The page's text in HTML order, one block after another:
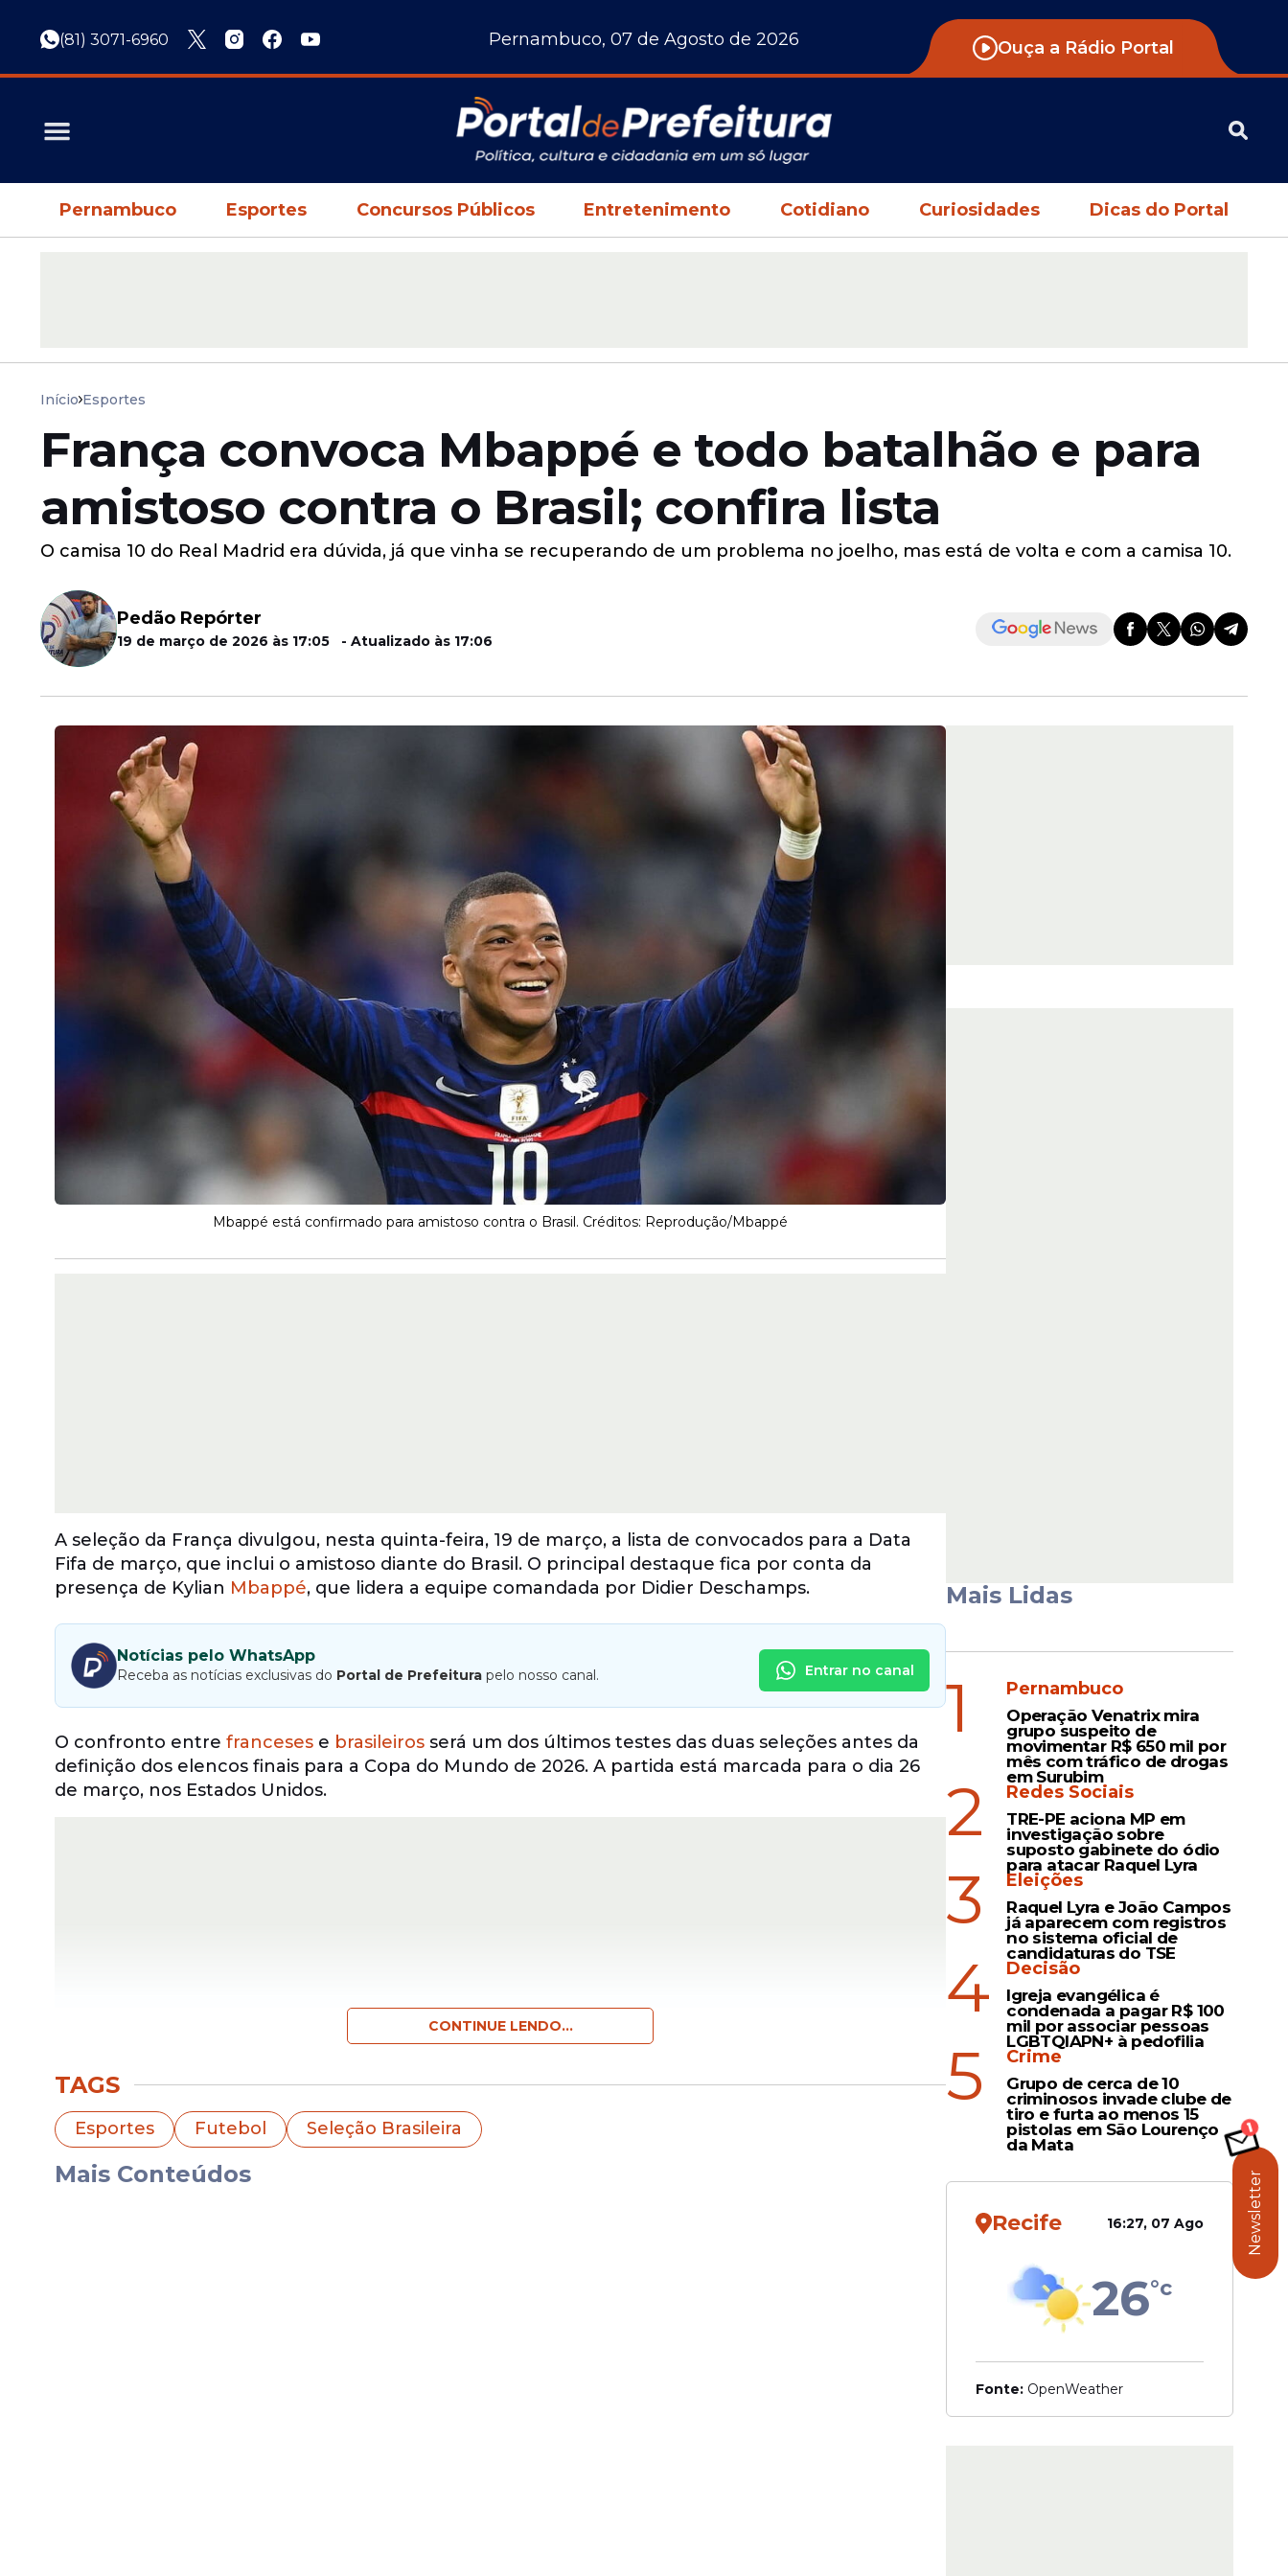
(81) 3071-6960 Pernambuco, 07 de Agosto de 2026 Ouça a Rádio Portal
Pernambuco Esportes Concursos Públicos Entretenimento Cotidiano Curiosidades Dicas do Portal
Início Esportes
França convoca Mbappé e todo batalhão e para
amistoso contra o Brasil; confira lista
O camisa 10 do Real Madrid era dúvida, já que vinha se recuperando de um problema no joelho, mas está de volta e com a camisa 10.
Pedão Repórter
19 de março de 2026 às 17:05 - Atualizado às 17:06
Mbappé está confirmado para amistoso contra o Brasil. Créditos: Reprodução/Mbappé
A seleção da França divulgou, nesta quinta-feira, 19 de março, a lista de convocados para a Data
Fifa de março, que inclui o amistoso diante do Brasil. O principal destaque fica por conta da
presença de Kylian Mbappé, que lidera a equipe comandada por Didier Deschamps.
Notícias pelo WhatsApp
Receba as notícias exclusivas do Portal de Prefeitura pelo nosso canal. Entrar no canal
O confronto entre franceses e brasileiros será um dos últimos testes das duas seleções antes da
definição dos elencos finais para a Copa do Mundo de 2026. A partida está marcada para o dia 26
de março, nos Estados Unidos.
europeu e algumas jovens promessas, reforçando o equilíbrio entre experiência e renovação no
elenco.
Mbappé lidera lista forte da França
CONTINUE LENDO...
TAGS
Esportes Futebol Seleção Brasileira
Mais Conteúdos
Mais Lidas
1 Pernambuco
Operação Venatrix mira
grupo suspeito de
movimentar R$ 650 mil por
mês com tráfico de drogas
em Surubim
2 Redes Sociais
TRE-PE aciona MP em
investigação sobre
suposto gabinete do ódio
para atacar Raquel Lyra
3 Eleições
Raquel Lyra e João Campos
já aparecem com registros
no sistema oficial de
candidaturas do TSE
4 Decisão
Igreja evangélica é
condenada a pagar R$ 100
mil por associar pessoas
LGBTQIAPN+ à pedofilia
5 Crime
Grupo de cerca de 10
criminosos invade clube de
tiro e furta ao menos 15
pistolas em São Lourenço
da Mata
Recife 16:27, 07 Ago
26°c
Fonte: OpenWeather
Newsletter